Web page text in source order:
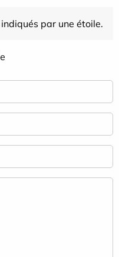
par une étoile.